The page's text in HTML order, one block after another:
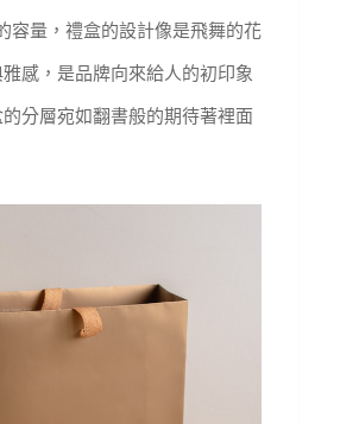
容量，禮盒的設計像是飛舞的花
感，是品牌向來給人的初印象
分層宛如翻書般的期待著裡面